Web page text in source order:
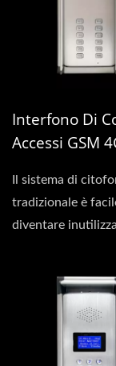
Interfono Di
Accessi GSM
Il sistema di
tradizionale è
diventare